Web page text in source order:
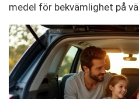
medel för bekvämlighet på